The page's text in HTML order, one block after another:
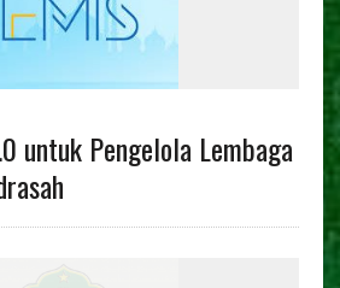
untuk Pengelola Lembaga